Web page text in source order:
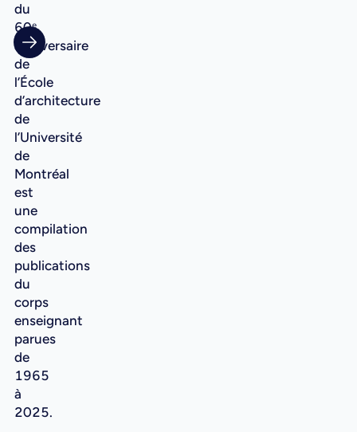
du
60ᵉ
anniversaire
de
l’École
d’architecture
de
l’Université
de
Montréal
est
une
compilation
des
publications
du
corps
enseignant
parues
de
1965
à
2025.